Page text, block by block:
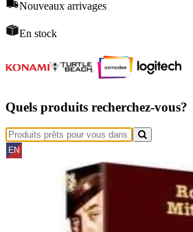
Nouveaux arrivages
En stock
Quels produits recherchez-vous?